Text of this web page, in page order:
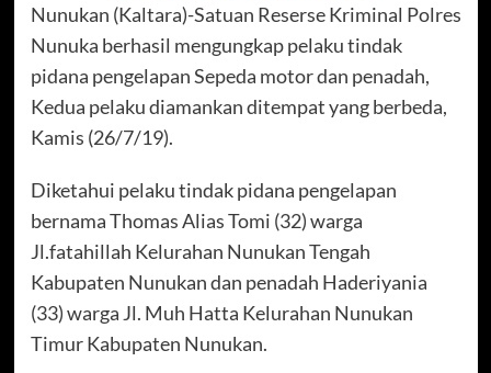
Nunukan (Kaltara)-Satuan Reserse Kriminal Polres
Nunuka berhasil mengungkap pelaku tindak
pidana pengelapan Sepeda motor dan penadah,
Kedua pelaku diamankan ditempat yang berbeda,
Kamis (26/7/19).
Diketahui pelaku tindak pidana pengelapan
bernama Thomas Alias Tomi (32) warga
Jl.fatahillah Kelurahan Nunukan Tengah
Kabupaten Nunukan dan penadah Haderiyania
(33) warga Jl. Muh Hatta Kelurahan Nunukan
Timur Kabupaten Nunukan.